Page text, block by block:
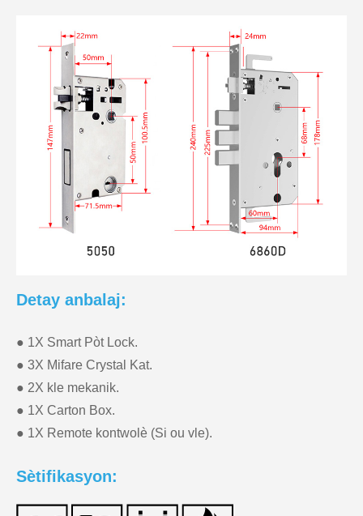
Detay anbalaj:
● 1X Smart Pòt Lock.
● 3X Mifare Crystal Kat.
● 2X kle mekanik.
● 1X Carton Box.
● 1X Remote kontwolè (Si ou vle).
Sètifikasyon: